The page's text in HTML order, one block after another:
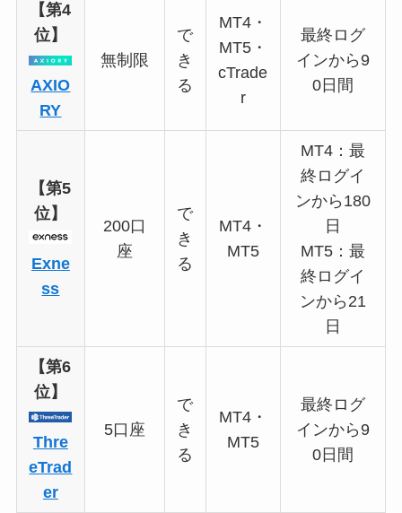
【第4
位】
AXIO
RY
無制限
で
き
る
MT4・
MT5・
cTrade
r
最終ログ
インから9
0日間
【第5
位】
Exne
ss
200口
座
で
き
る
MT4・
MT5
MT4：最
終ログイ
ンから180
日
MT5：最
終ログイ
ンから21
日
【第6
位】
Thre
eTrad
er
5口座
で
き
る
MT4・
MT5
最終ログ
インから9
0日間